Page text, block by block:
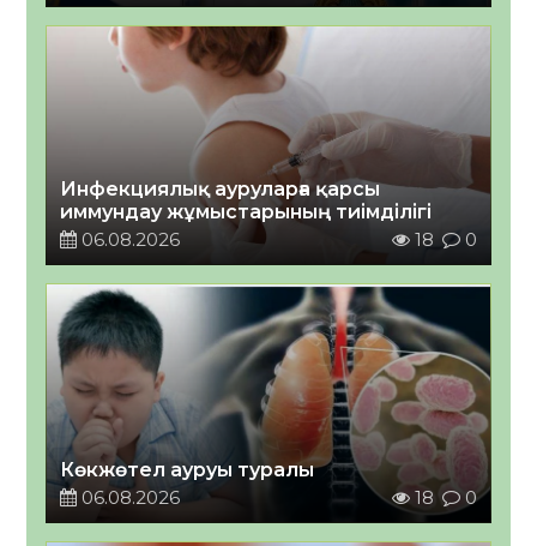
Инфекциялық ауруларға қарсы
иммундау жұмыстарының тиімділігі
06.08.2026
18 0
Көкжөтел ауруы туралы
06.08.2026
18 0